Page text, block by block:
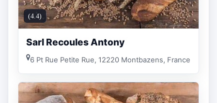
(4.4)
Sarl Recoules Antony
6 Pt Rue Petite Rue, 12220 Montbazens, France